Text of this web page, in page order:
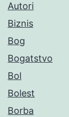
Autori
Biznis
Bog
Bogatstvo
Bol
Bolest
Borba